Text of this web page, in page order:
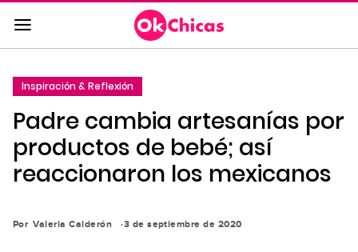
Saltar
al
contenido
a
la
navegación
principal
Inspiración & Reflexión
Padre cambia artesanías por
productos de bebé; así
reaccionaron los mexicanos
Por Valeria Calderón 3 de septiembre de 2020